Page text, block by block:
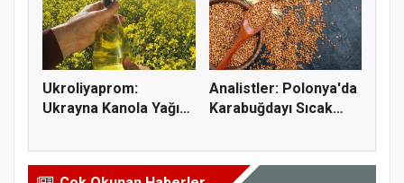
Ukroliyaprom:
Ukrayna Kanola Yağı
Analistler: Polonya'da
Karabuğdayı Sıcak